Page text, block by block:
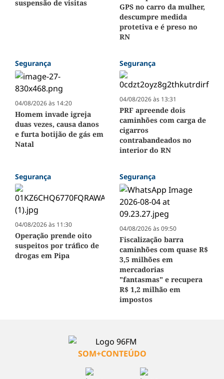
suspensão de visitas
GPS no carro da mulher,
descumpre medida
protetiva e é preso no
RN
Segurança
04/08/2026 às 14:20
Homem invade igreja
duas vezes, causa danos
e furta botijão de gás em
Natal
Segurança
04/08/2026 às 13:31
PRF apreende dois
caminhões com carga de
cigarros
contrabandeados no
interior do RN
Segurança
04/08/2026 às 11:30
Operação prende oito
suspeitos por tráfico de
drogas em Pipa
Segurança
04/08/2026 às 09:50
Fiscalização barra
caminhões com quase R$
3,5 milhões em
mercadorias
"fantasmas" e recupera
R$ 1,2 milhão em
impostos
SOM+CONTEÚDO